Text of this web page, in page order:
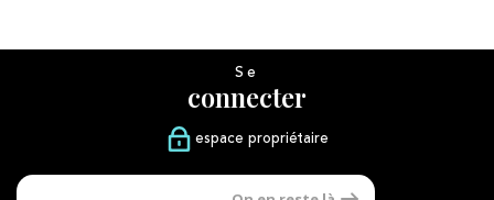
Se
connecter
espace propriétaire
Nous